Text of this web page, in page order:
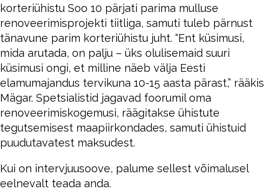
korteriühistu Soo 10 pärjati parima mulluse
renoveerimisprojekti tiitliga, samuti tuleb pärnust
tänavune parim korteriühistu juht. “Ent küsimusi,
mida arutada, on palju – üks olulisemaid suuri
küsimusi ongi, et milline näeb välja Eesti
elamumajandus tervikuna 10-15 aasta pärast,” rääkis
Mägar. Spetsialistid jagavad foorumil oma
renoveerimiskogemusi, räägitakse ühistute
tegutsemisest maapiirkondades, samuti ühistuid
puudutavatest maksudest.
Kui on intervjuusoove, palume sellest võimalusel
eelnevalt teada anda.